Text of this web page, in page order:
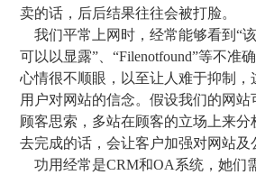
卖的话，后后结果往往会被打脸。
我们平常上网时，经常能够看到“
可以以显露”、“Filenotfound”等不准
心情很不顺眼，以至让人难于抑制，
用户对网站的信念。假设我们的网
顾客思索，多站在顾客的立场上来
去完成的话，会让客户加强对网站及
功用经常是CRM和OA系统，她们